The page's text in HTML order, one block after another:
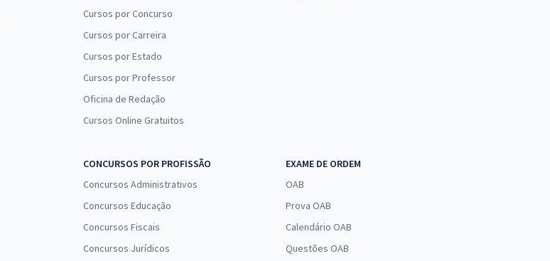
Cursos por Concurso
Cursos por Carreira
Cursos por Estado
Cursos por Professor
Oficina de Redação
Cursos Online Gratuitos
CONCURSOS POR PROFISSÃO
Concursos Administrativos
Concursos Educação
Concursos Fiscais
Concursos Jurídicos
EXAME DE ORDEM
OAB
Prova OAB
Calendário OAB
Questões OAB